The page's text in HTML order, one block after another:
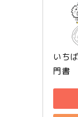
いち
門書